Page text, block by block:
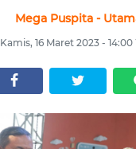
Mega Puspita -
Kamis, 16 Maret 2023 -